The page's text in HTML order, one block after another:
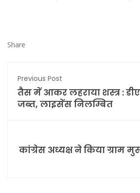
Share
Previous Post
तैस में आकर लहराया शस्त्र :
जब्त, लाइसेंस निलम्बित
कांग्रेस अध्यक्ष ने किया ग्राम